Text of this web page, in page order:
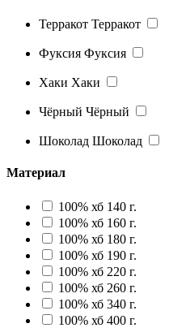
Терракот Терракот
Фуксия Фуксия
Хаки Хаки
Чёрный Чёрный
Шоколад Шоколад
Материал
100% хб 140 г.
100% хб 160 г.
100% хб 180 г.
100% хб 190 г.
100% хб 220 г.
100% хб 260 г.
100% хб 340 г.
100% хб 400 г.